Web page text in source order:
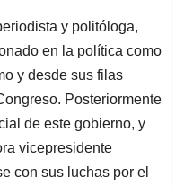
y politóloga,
en la política como
y desde sus filas
Posteriormente
de este gobierno, y
vicepresidente
con sus luchas por el